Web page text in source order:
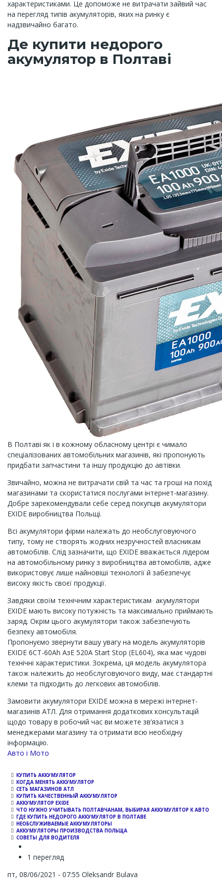
характеристиками. Це допоможе не витрачати зайвий час
на перегляд типів акумуляторів, яких на ринку є
надзвичайно багато.
Де купити недорого
акумулятор в Полтаві
В Полтаві як і в кожному обласному центрі є чимало
спеціалізованих автомобільних магазинів, які пропонують
придбати запчастини та іншу продукцію до автівки.
Звичайно, можна не витрачати свій та час та гроші на похід
магазинами та скористатися послугами інтернет-магазину.
Добре зарекомендували себе серед покупців акумулятори
EXIDE виробництва Польщі.
Всі акумулятори фірми належать до необслуговуючого
типу, тому не створять жодних незручностей власникам
автомобілів. Слід зазначити, що EXIDE вважається лідером
на автомобільному ринку з виробництва автомобілів, адже
використовує лише найновіші технології й забезпечує
високу якість своєї продукції.
Завдяки своїм технічним характеристикам акумулятори
EXIDE мають високу потужність та максимально приймають
заряд. Окрім цього акумулятори також забезпечують
безпеку автомобіля.
Пропонуємо звернути вашу увагу на модель акумуляторів
EXIDE 6СТ-60Ah АзЕ 520А Start Stop (EL604), яка має чудові
технічні характеристики. Зокрема, ця модель акумулятора
також належить до необслуговуючого виду, має стандартні
клеми та підходить до легкових автомобілів.
Замовити акумулятори EXIDE можна в мережі інтернет-
магазинів АТЛ. Для отримання додаткових консультацій
щодо товару в робочий час ви можете зв’язатися з
менеджерами магазину та отримати всю необхідну
інформацію.
Channel
Авто і Мото
КУПИТЬ АККУМУЛЯТОР
КОГДА МЕНЯТЬ АККУМУЛЯТОР
СЕТЬ МАГАЗИНОВ АТЛ
КУПИТЬ КАЧЕСТВЕННЫЙ АККУМУЛЯТОР
АККУМУЛЯТОР EXIDE
ЧТО НУЖНО УЧИТЫВАТЬ ПОЛТАВЧАНАМ, ВЫБИРАЯ АККУМУЛЯТОР К АВТО
ГДЕ КУПИТЬ НЕДОРОГО АККУМУЛЯТОР В ПОЛТАВЕ
НЕОБСЛУЖИВАЕМЫЕ АККУМУЛЯТОРЫ
АККУМУЛЯТОРЫ ПРОИЗВОДСТВА ПОЛЬЩА
СОВЕТЫ ДЛЯ ВОДИТЕЛЯ
1 перегляд
пт, 08/06/2021 - 07:55 Oleksandr Bulava